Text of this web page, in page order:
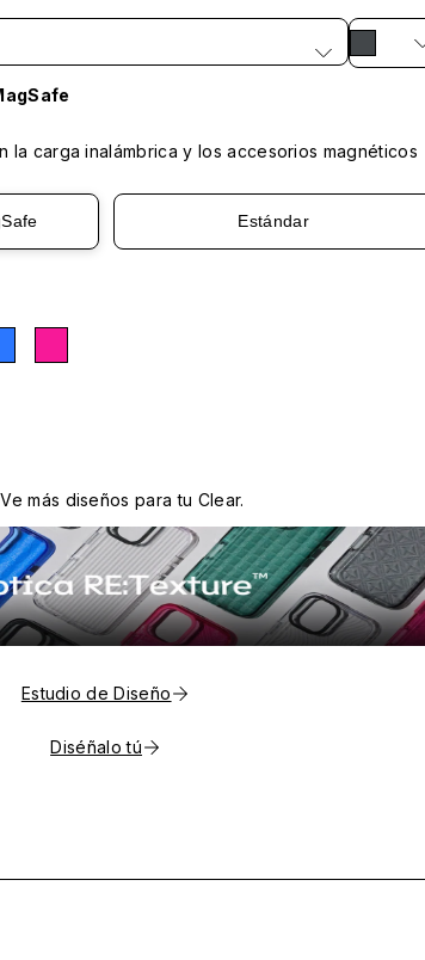
la carga inalámbrica y los accesorios magnéticos
Estándar
más diseños para tu Clear.
Estudio de Diseño
Diséñalo tú